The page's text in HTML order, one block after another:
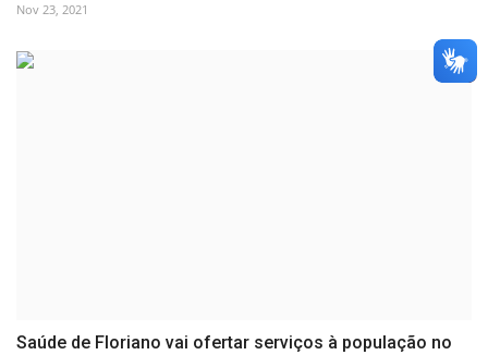
Nov 23, 2021
Saúde de Floriano vai ofertar serviços à população no